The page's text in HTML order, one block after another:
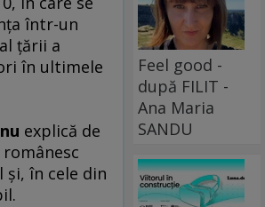
într-un
ţării a
în ultimele
explică de
şi, în cele din
Feel good -
după FILIT -
Ana Maria
SANDU